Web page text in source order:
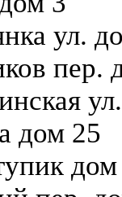
ул.
пер.
дом 25